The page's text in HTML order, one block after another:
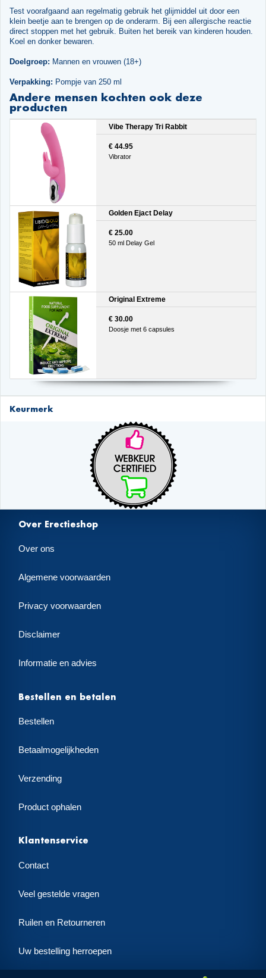
Test voorafgaand aan regelmatig gebruik het glijmiddel uit door een
klein beetje aan te brengen op de onderarm. Bij een allergische reactie
direct stoppen met het gebruik. Buiten het bereik van kinderen houden.
Koel en donker bewaren.
Doelgroep: Mannen en vrouwen (18+)
Verpakking: Pompje van 250 ml
Andere mensen kochten ook deze
producten
Vibe Therapy Tri Rabbit
€ 44.95
Vibrator
Golden Ejact Delay
€ 25.00
50 ml Delay Gel
Original Extreme
€ 30.00
Doosje met 6 capsules
Keurmerk
Over Erectieshop
Over ons
Algemene voorwaarden
Privacy voorwaarden
Disclaimer
Informatie en advies
Bestellen en betalen
Bestellen
Betaalmogelijkheden
Verzending
Product ophalen
Klantenservice
Contact
Veel gestelde vragen
Ruilen en Retourneren
Uw bestelling herroepen